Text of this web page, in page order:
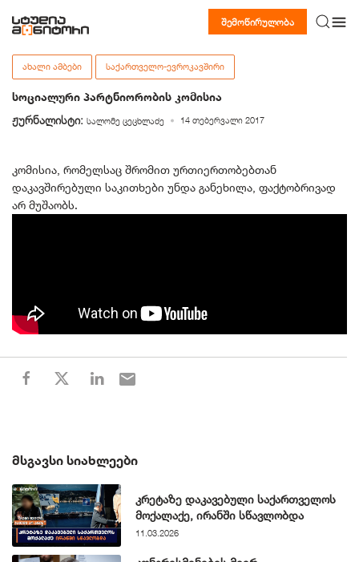
შემოწირულობა
ᲐᲮᲐᲚᲘ ᲐᲛᲑᲔᲑᲘ ᲡᲐᲥᲐᲠᲗᲕᲔᲚᲝ-ᲔᲕᲠᲝᲙᲐᲕᲨᲘᲠᲘ
სოციალური პარტნიორობის კომისია
ჟურნალისტი: სალომე ცეცხლაძე 14 თებერვალი 2017
კომისია, რომელსაც შრომით ურთიერთობებთან
დაკავშირებული საკითხები უნდა განეხილა, ფაქტობრივად
არ მუშაობს.
ᲛᲡᲒᲐᲕᲡᲘ ᲡᲘᲐᲮᲚᲔᲔᲑᲘ
კრეტაზე დაკავებული საქართველოს
მოქალაქე, ირანში სწავლობდა
11.03.2026